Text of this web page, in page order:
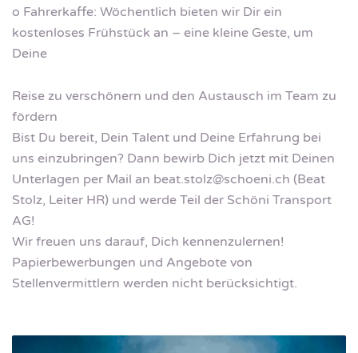
o Fahrerkaffe: Wöchentlich bieten wir Dir ein
kostenloses Frühstück an – eine kleine Geste, um
Deine
Reise zu verschönern und den Austausch im Team zu
fördern
Bist Du bereit, Dein Talent und Deine Erfahrung bei
uns einzubringen? Dann bewirb Dich jetzt mit Deinen
Unterlagen per Mail an beat.stolz@schoeni.ch (Beat
Stolz, Leiter HR) und werde Teil der Schöni Transport
AG!
Wir freuen uns darauf, Dich kennenzulernen!
Papierbewerbungen und Angebote von
Stellenvermittlern werden nicht berücksichtigt.